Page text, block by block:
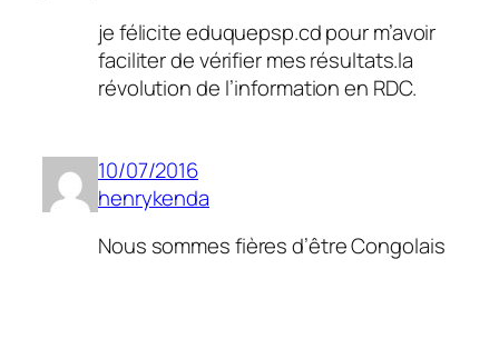
je félicite eduquepsp.cd pour m’avoir
faciliter de vérifier mes résultats.la
révolution de l’information en RDC.
10/07/2016
henrykenda
Nous sommes fières d’être Congolais